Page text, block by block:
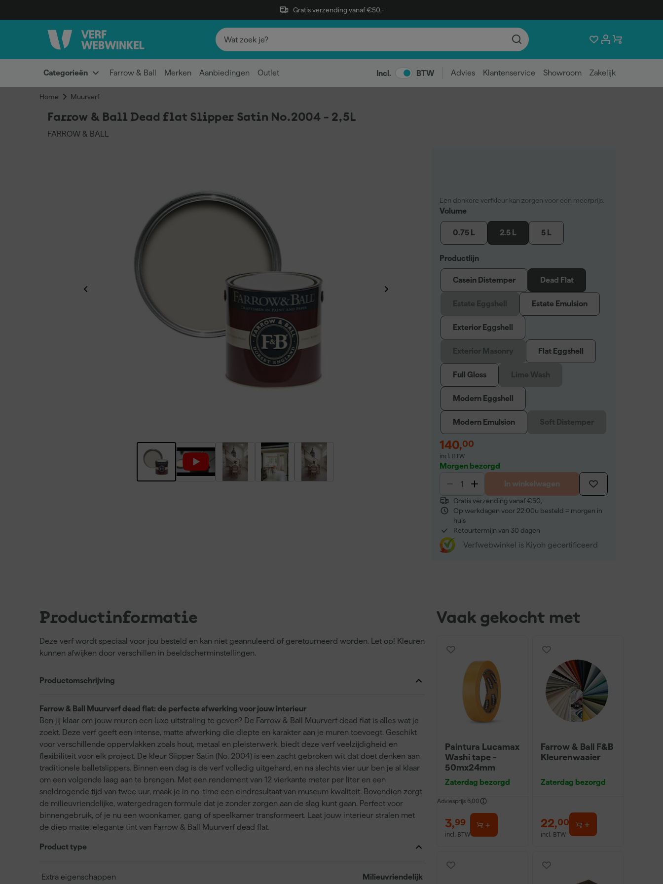
Gratis verzending vanaf €50,-
Categorieën Farrow & Ball Merken Aanbiedingen Outlet Incl. BTW Advies Klantenservice Showroom Zakelijk
Home Muurverf
Farrow & Ball Dead flat Slipper Satin No.2004 - 2,5L
FARROW & BALL
Een donkere verfkleur kan zorgen voor een meerprijs.
Volume
0.75 L 2.5 L 5 L
Productlijn
Casein Distemper Dead Flat
Estate Emulsion
Exterior Eggshell
Flat Eggshell
Full Gloss
Modern Eggshell
Modern Emulsion
140,00
incl. BTW
Morgen bezorgd
In winkelwagen
Gratis verzending vanaf €50,-
Op werkdagen voor 22:00u besteld = morgen in
huis
Retourtermijn van 30 dagen
Verfwebwinkel is Kiyoh gecertificeerd
Productinformatie
Deze verf wordt speciaal voor jou besteld en kan niet geannuleerd of geretourneerd worden. Let op! Kleuren
kunnen afwijken door verschillen in beeldscherminstellingen.
Productomschrijving
Farrow & Ball Muurverf dead flat: de perfecte afwerking voor jouw interieur
Ben jij klaar om jouw muren een luxe uitstraling te geven? De Farrow & Ball Muurverf dead flat is alles wat je
zoekt. Deze verf geeft een intense, matte afwerking die diepte en karakter aan je muren toevoegt. Geschikt
voor verschillende oppervlakken zoals hout, metaal en pleisterwerk, biedt deze verf veelzijdigheid en
flexibiliteit voor elk project. De kleur Slipper Satin (No. 2004) is een zacht gebroken wit dat doet denken aan
traditionele balletslippers. Binnen een dag is de verf volledig uitgehard, en na slechts vier uur ben je al klaar
om een volgende laag aan te brengen. Met een rendement van 12 vierkante meter per liter en een
sneldrogende tijd van twee uur, maak je in no-time een eindresultaat van museum kwaliteit. Bovendien zorgt
de milieuvriendelijke, watergedragen formule dat je zonder zorgen aan de slag kunt gaan. Perfect voor
binnengebruik, of je nu een woonkamer, gang of speelkamer transformeert. Laat jouw interieur stralen met
de diep matte, elegante tint van Farrow & Ball Muurverf dead flat.
Product type
Extra eigenschappen Milieuvriendelijk
Vaak gekocht met
Paintura Lucamax
Washi tape -
50mx24mm
Zaterdag bezorgd
Adviesprijs 6,00
3,99
incl. BTW
Farrow & Ball F&B
Kleurenwaaier
Zaterdag bezorgd
22,00
incl. BTW